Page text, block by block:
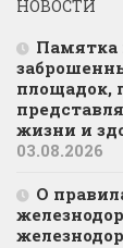
НОВОСТИ
Памятка
площадок,
жизни и
03.08.2026
О